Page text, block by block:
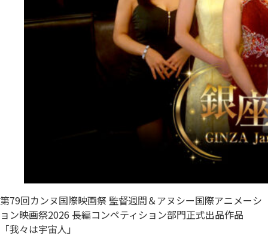
第79回カンヌ国際映画祭 監督週間＆アヌシー国際アニメーシ
ョン映画祭2026 長編コンペティション部門正式出品作品
「我々は宇宙人」